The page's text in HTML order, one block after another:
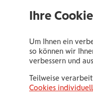
Ihre
Um Ihnen ein
so können wir
verbessern und
Teilweise
Cookies